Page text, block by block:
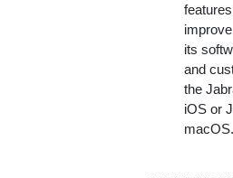
its
and
the
iOS or
macOS.